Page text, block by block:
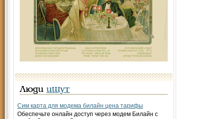
Люди ищут
Сим карта для модема билайн цена тарифы
Обеспечьте онлайн доступ через модем Билайн с